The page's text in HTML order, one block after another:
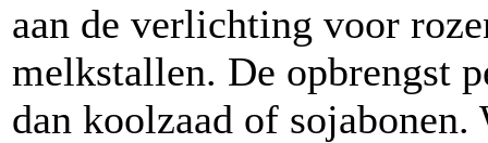
aan de verlichting voor
melkstallen. De opbrengst
dan koolzaad of